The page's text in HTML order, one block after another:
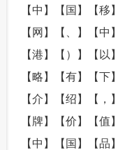
【中】【国】【移
【网】【、】【中
【港】【）】【以
【略】【有】【下
【介】【绍】【，
【牌】【价】【值
【中】【国】【品